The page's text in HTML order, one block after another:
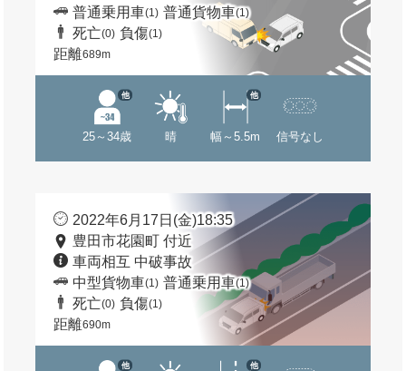
普通乗用車(1) 普通貨物車(1)
死亡(0) 負傷(1)
距離689m
25～34歳
他
晴 幅～5.5m
他
信号なし
2022年6月17日(金)18:35
豊田市花園町 付近
車両相互 中破事故
中型貨物車(1) 普通乗用車(1)
死亡(0) 負傷(1)
距離690m
他 他